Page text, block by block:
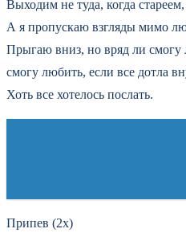
Выходим не туда, когда стареем,
А я пропускаю взгляды мимо
Прыгаю вниз, но вряд ли смогу
смогу любить, если все дотла
Хоть все хотелось послать.
Припев (2x)